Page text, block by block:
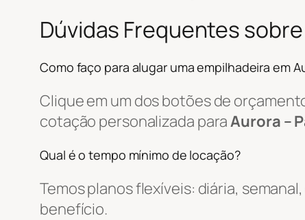
Dúvidas Frequentes
Como faço para alugar uma empilhadeira em
Clique em um dos botões de
cotação personalizada paraAurora –
Qual é o tempo mínimo de locação?
Temos planos flexíveis: diária,
benefício.